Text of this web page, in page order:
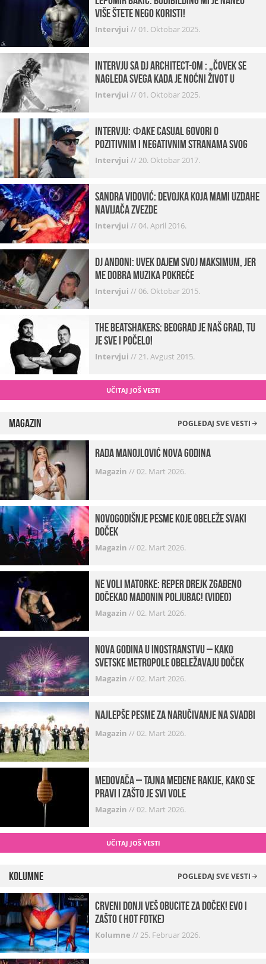
više štete nego koristi!
Intervjui //01. Oktobar 2025.
Intervju sa DJ Architect-om : „Čovek se
nagleda svega kada je noćni život u
pitanju. U klubovima najmanje vidim
Intervjui //01. Oktobar 2025.
INTERVJU: Фake Casual govori o
pozitivnim i negativnim stranama svog
posla, počecima, omiljenim mestima …
Intervjui //20. Oktobar 2017.
Sandra Vidović: devojka koja mami uzdahe
navijača Zvezde
Intervjui //04. April 2016.
Dj Andoni: Uvek dajem svoj maksimum, jer
me dobra muzika pokreće
Intervjui //06. Oktobar 2015.
The Beatshakers: Beograd je naš grad, tu
je sve i počelo!
Intervjui //21. Avgust 2015.
UČITAJ JOŠ VESTI
Magazin POGLEDAJ SVE VESTI
Rada Manojlović Nova godina
Magazin //02. Mart 2026.
Novogodišnje pesme koje obeleže svaki
Doček
Magazin //02. Mart 2026.
Ne voli matorke: Reper Drejk zgađeno
dočekao Madonin poljubac! (VIDEO)
Magazin //02. Mart 2026.
Nova godina u inostranstvu – kako
svetske metropole obeležavaju doček
Magazin //02. Mart 2026.
Najlepše pesme za naručivanje na svadbi
Magazin //02. Mart 2026.
Medovača – tajna medene rakije, kako se
pravi i zašto je svi vole
Magazin //02. Mart 2026.
UČITAJ JOŠ VESTI
Kolumne POGLEDAJ SVE VESTI
Crveni donji veš obucite za doček! Evo i
zašto ( hot fotke)
Kolumne //25. Februar 2026.